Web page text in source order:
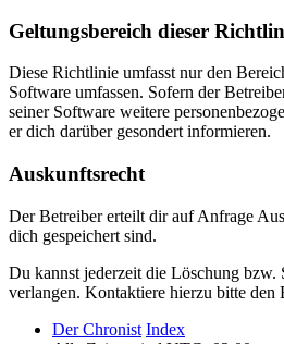
Geltungsbereich dieser
Diese Richtlinie umfasst nur den
Software umfassen. Sofern der
seiner Software weitere
er dich darüber gesondert informieren.
Auskunftsrecht
Der Betreiber erteilt dir auf Anfrage
dich gespeichert sind.
Du kannst jederzeit die Löschung bzw.
verlangen. Kontaktiere hierzu bitte den
Der Chronist Index